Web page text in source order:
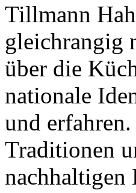
Nachhaltigkeit
mir wichtig.
Modernes
Regionalität,
Tillmann
gleichrangig
über die
nationale
und
Traditionen
nachhaltigen